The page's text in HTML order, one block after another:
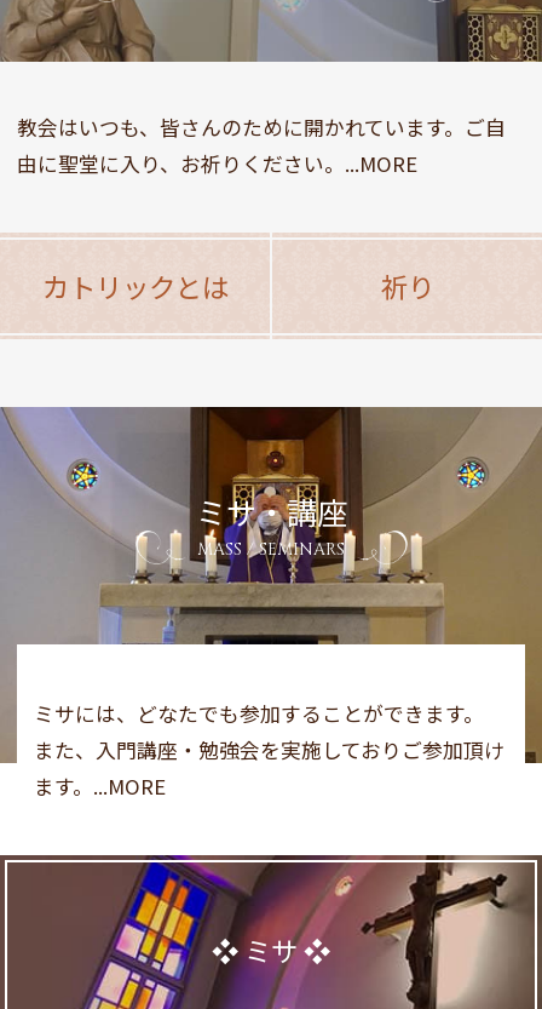
教会はいつも、皆さんのために開かれています。ご自
由に聖堂に入り、お祈りください。...MORE
カトリックとは 祈り
ミサ・講座
MASS / SEMINARS
ミサには、どなたでも参加することができます。
また、入門講座・勉強会を実施しておりご参加頂け
ます。...MORE
ミサ